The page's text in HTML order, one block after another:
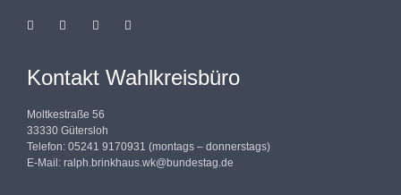
Kontakt Wahlkreisbüro
Moltkestraße 56
33330 Gütersloh
Telefon: 05241 9170931 (montags – donnerstags)
E-Mail: ralph.brinkhaus.wk@bundestag.de